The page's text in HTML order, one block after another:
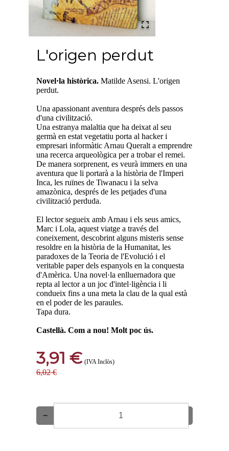
L'origen perdut
Novel·la històrica. Matilde Asensi. L'origen
perdut.
Una apassionant aventura després dels passos
d'una civilització.
Una estranya malaltia que ha deixat al seu
germà en estat vegetatiu porta al hacker i
empresari informàtic Arnau Queralt a emprendre
una recerca arqueològica per a trobar el remei.
De manera sorprenent, es veurà immers en una
aventura que li portarà a la història de l'Imperi
Inca, les ruïnes de Tiwanacu i la selva
amazònica, després de les petjades d'una
civilització perduda.
El lector segueix amb Arnau i els seus amics,
Marc i Lola, aquest viatge a través del
coneixement, descobrint alguns misteris sense
resoldre en la història de la Humanitat, les
paradoxes de la Teoria de l'Evolució i el
veritable paper dels espanyols en la conquesta
d'Amèrica. Una novel·la enlluernadora que
repta al lector a un joc d'intel·ligència i li
condueix fins a una meta la clau de la qual està
en el poder de les paraules.
Tapa dura.
Castellà. Com a nou! Molt poc ús.
3,91 € (IVA Inclòs)
6,02 €
−